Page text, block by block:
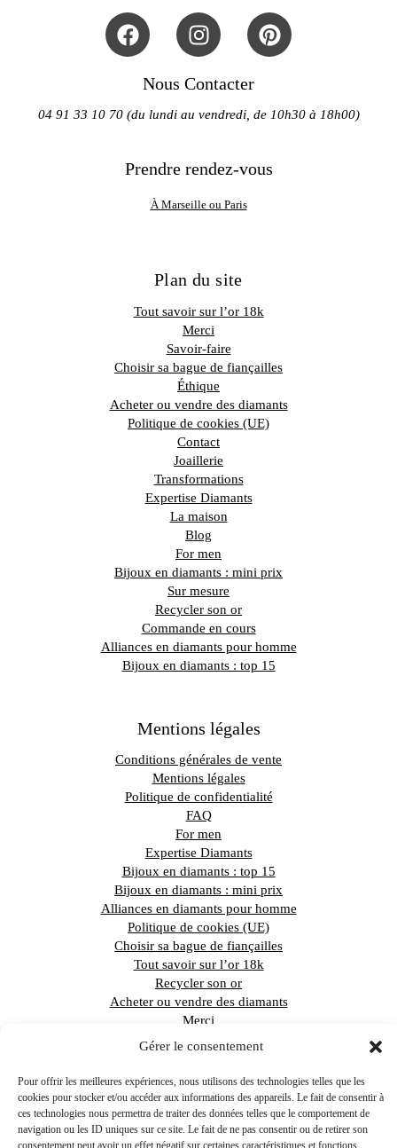
Gérer le consentement
Pour offrir les meilleures expériences, nous utilisons des technologies telles que les
cookies pour stocker et/ou accéder aux informations des appareils. Le fait de consentir à
ces technologies nous permettra de traiter des données telles que le comportement de
navigation ou les ID uniques sur ce site. Le fait de ne pas consentir ou de retirer son
consentement peut avoir un effet négatif sur certaines caractéristiques et fonctions.
Nous Contacter
04 91 33 10 70 (du lundi au vendredi, de 10h30 à 18h00)
Prendre rendez-vous
À Marseille ou Paris
Plan du site
Tout savoir sur l’or 18k
Merci
Savoir-faire
Choisir sa bague de fiançailles
Éthique
Acheter ou vendre des diamants
Politique de cookies (UE)
Contact
Joaillerie
Transformations
Expertise Diamants
La maison
Blog
For men
Bijoux en diamants : mini prix
Sur mesure
Recycler son or
Commande en cours
Alliances en diamants pour homme
Bijoux en diamants : top 15
Mentions légales
Conditions générales de vente
Mentions légales
Politique de confidentialité
FAQ
For men
Expertise Diamants
Bijoux en diamants : top 15
Bijoux en diamants : mini prix
Alliances en diamants pour homme
Politique de cookies (UE)
Choisir sa bague de fiançailles
Tout savoir sur l’or 18k
Recycler son or
Acheter ou vendre des diamants
Merci
Commande en cours
Recevoir le guide du diamant